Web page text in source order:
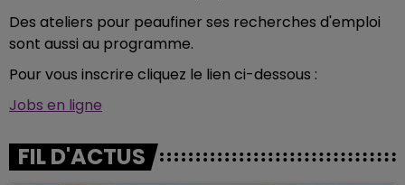
Des ateliers pour peaufiner ses recherches d'emploi
sont aussi au programme.
Pour vous inscrire cliquez le lien ci-dessous :
Jobs en ligne
FIL D'ACTUS